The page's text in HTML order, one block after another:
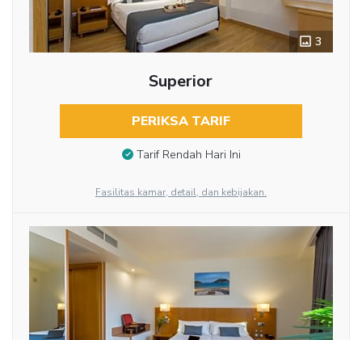
3
Superior
PERIKSA TARIF
Tarif Rendah Hari Ini
Fasilitas kamar, detail, dan kebijakan.